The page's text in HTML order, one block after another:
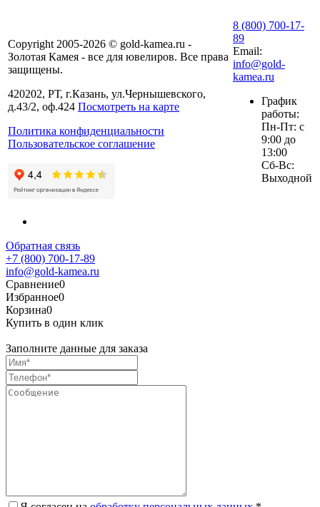
Copyright 2005-2026 © gold-kamea.ru -
Золотая Камея - все для ювелиров. Все права
защищены.
420202, РТ, г.Казань, ул.Чернышевского,
д.43/2, оф.424 Посмотреть на карте
Политика конфиденциальности
Пользовательское соглашение
8 (800) 700-17-
89
Email:
info@gold-
kamea.ru
График
работы:
Пн-Пт: с
9:00 до
13:00
Сб-Вс:
Выходной
Обратная связь
+7 (800) 700-17-89
info@gold-kamea.ru
Сравнение0
Избранное0
Корзина0
Купить в один клик
Заполните данные для заказа